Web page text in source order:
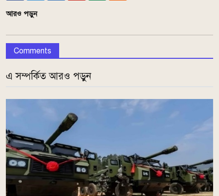
আরও পড়ুন
Comments
এ সম্পর্কিত আরও পড়ুন